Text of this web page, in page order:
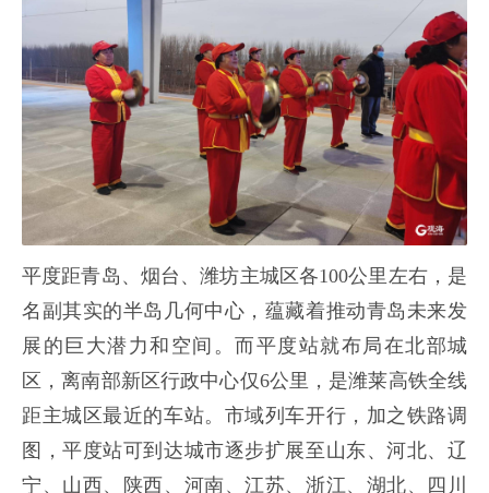
平度距青岛、烟台、潍坊主城区各100公里左右，是
名副其实的半岛几何中心，蕴藏着推动青岛未来发
展的巨大潜力和空间。而平度站就布局在北部城
区，离南部新区行政中心仅6公里，是潍莱高铁全线
距主城区最近的车站。市域列车开行，加之铁路调
图，平度站可到达城市逐步扩展至山东、河北、辽
宁、山西、陕西、河南、江苏、浙江、湖北、四川